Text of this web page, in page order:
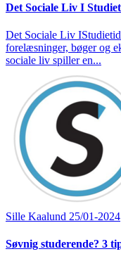
Det Sociale Liv I
Det Sociale Liv
forelæsninger, bøger og
sociale liv spiller en...
Sille Kaalund 25/01-2024
Søvnig studerende? 3